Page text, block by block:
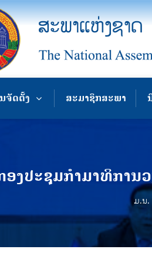
ຈັດຕັ້ງ ສະມາຊິກສະພາ
ອງປະຊຸມກໍາມາທິການ
ມ.ນ.